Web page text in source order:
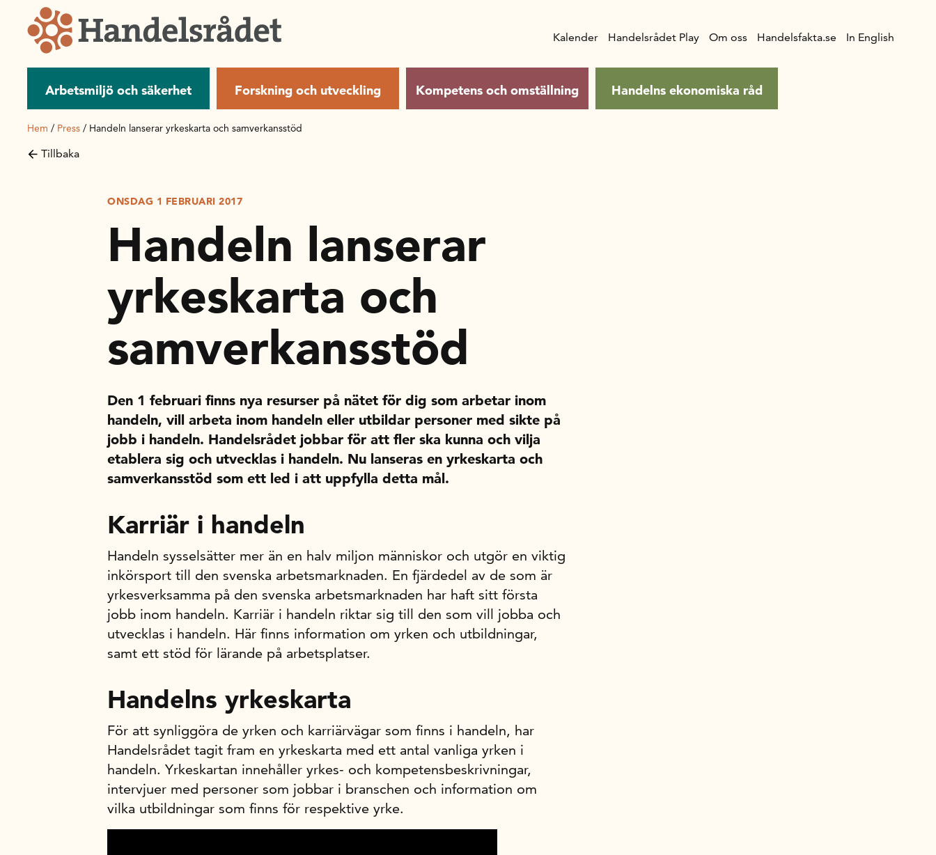
Arbetsmiljö och säkerhet Forskning och utveckling Kompetens och omställning Handelns ekonomiska råd
Kalender Handelsrådet Play Om oss Handelsfakta.se In English
Hem / Press / Handeln lanserar yrkeskarta och samverkansstöd
Tillbaka
ONSDAG 1 FEBRUARI 2017
Handeln lanserar
yrkeskarta och
samverkansstöd
Den 1 februari finns nya resurser på nätet för dig som arbetar inom
handeln, vill arbeta inom handeln eller utbildar personer med sikte på
jobb i handeln. Handelsrådet jobbar för att fler ska kunna och vilja
etablera sig och utvecklas i handeln. Nu lanseras en yrkeskarta och
samverkansstöd som ett led i att uppfylla detta mål.
Karriär i handeln
Handeln sysselsätter mer än en halv miljon människor och utgör en viktig
inkörsport till den svenska arbetsmarknaden. En fjärdedel av de som är
yrkesverksamma på den svenska arbetsmarknaden har haft sitt första
jobb inom handeln. Karriär i handeln riktar sig till den som vill jobba och
utvecklas i handeln. Här finns information om yrken och utbildningar,
samt ett stöd för lärande på arbetsplatser.
Handelns yrkeskarta
För att synliggöra de yrken och karriärvägar som finns i handeln, har
Handelsrådet tagit fram en yrkeskarta med ett antal vanliga yrken i
handeln. Yrkeskartan innehåller yrkes- och kompetens­beskrivningar,
intervjuer med personer som jobbar i branschen och information om
vilka utbildningar som finns för respektive yrke.